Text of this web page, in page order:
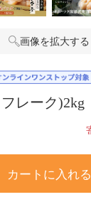
画像を拡大する
レーク)2kg
カートに入れる